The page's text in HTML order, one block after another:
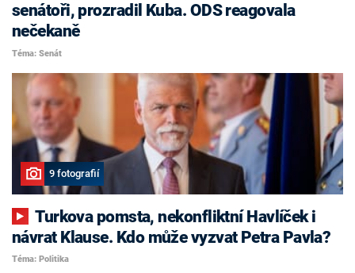
senátoři, prozradil Kuba. ODS reagovala
nečekaně
Téma: Senát
9 fotografií
Turkova pomsta, nekonfliktní Havlíček i
návrat Klause. Kdo může vyzvat Petra Pavla?
Téma: Politika